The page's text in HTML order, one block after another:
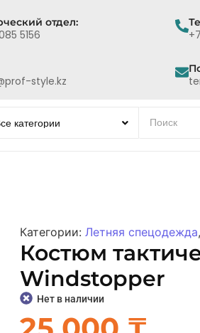
отдел:
5156
style.kz
Категории:Летняя спецодежда,
Костюм
Windstopper
Нет в наличии